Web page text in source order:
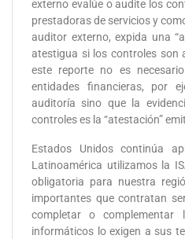
externo evalúe o audite los
prestadoras de servicios y
auditor externo, expida una
atestigua si los controles son
este reporte no es
entidades financieras, por
auditoría sino que la
controles es la “atestación”
Estados Unidos continúa
Latinoamérica utilizamos la
obligatoria para nuestra
importantes que contratan
completar o complementar
informáticos lo exigen a sus